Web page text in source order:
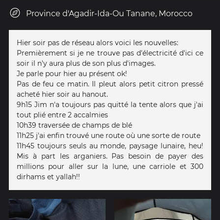
Province d'Agadir-Ida-Ou Tanane, Morocco
Hier soir pas de réseau alors voici les nouvelles:
Premièrement si je ne trouve pas d'électricité d'ici ce
soir il n'y aura plus de son plus d'images.
Je parle pour hier au présent ok!
Pas de feu ce matin. Il pleut alors petit citron pressé
acheté hier soir au hanout.
9h15 Jim n'a toujours pas quitté la tente alors que j'ai
tout plié entre 2 accalmies
10h39 traversée de champs de blé
11h25 j'ai enfin trouvé une route où une sorte de route
11h45 toujours seuls au monde, paysage lunaire, heu!
Mis à part les arganiers. Pas besoin de payer des
millions pour aller sur la lune, une carriole et 300
dirhams et yallah!!